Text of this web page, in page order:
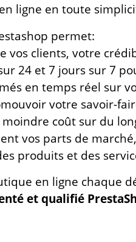
ligne en toute
permet:
vos clients, votre
24 et 7 jours sur 7
en temps réel sur
votre savoir-
coût sur du
vos parts de
produits et des
en ligne chaque
et qualifié